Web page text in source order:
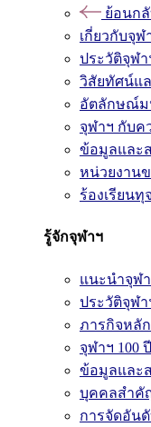
ย้อนก
เกี่ยวกับจุฬ
ประวัติจุฬา
วิสัยทัศน์แ
อัตลักษณ์ม
จุฬาฯ กับค
ข้อมูลและ
หน่วยงาน
ร้องเรียน
รู้จักจุฬาฯ
แนะนำจุฬ
ประวัติจุฬา
ภารกิจหลัก
จุฬาฯ 100 ปี
ข้อมูลและ
บุคคลสำคั
การจัดอัน